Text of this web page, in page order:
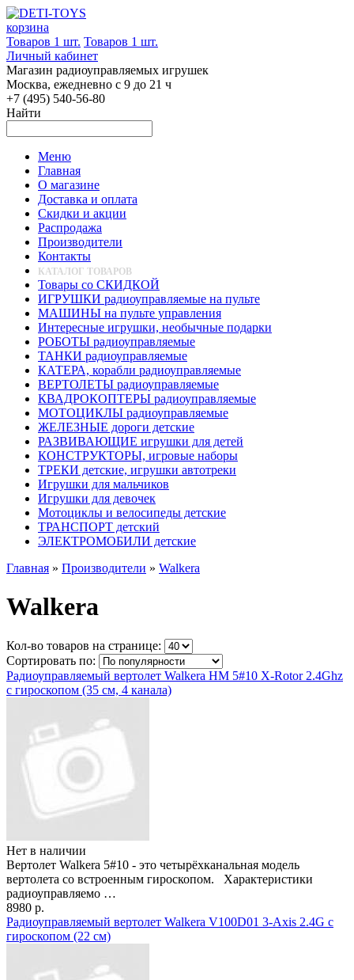
корзина
Товаров 1 шт. Товаров 1 шт.
Личный кабинет
Магазин радиоуправляемых игрушек
Москва, ежедневно с 9 до 21 ч
+7 (495) 540-56-80
Найти
Меню
Главная
О магазине
Доставка и оплата
Скидки и акции
Распродажа
Производители
Контакты
КАТАЛОГ ТОВАРОВ
Товары со СКИДКОЙ
ИГРУШКИ радиоуправляемые на пульте
МАШИНЫ на пульте управления
Интересные игрушки, необычные подарки
РОБОТЫ радиоуправляемые
ТАНКИ радиоуправляемые
КАТЕРА, корабли радиоуправляемые
ВЕРТОЛЕТЫ радиоуправляемые
КВАДРОКОПТЕРЫ радиоуправляемые
МОТОЦИКЛЫ радиоуправляемые
ЖЕЛЕЗНЫЕ дороги детские
РАЗВИВАЮЩИЕ игрушки для детей
КОНСТРУКТОРЫ, игровые наборы
ТРЕКИ детские, игрушки автотреки
Игрушки для мальчиков
Игрушки для девочек
Мотоциклы и велосипеды детские
ТРАНСПОРТ детский
ЭЛЕКТРОМОБИЛИ детские
Главная » Производители » Walkera
Walkera
Кол-во товаров на странице:
Сортировать по:
Радиоуправляемый вертолет Walkera HM 5#10 X-Rotor 2.4Ghz
с гироскопом (35 см, 4 канала)
Нет в наличии
Вертолет Walkera 5#10 - это четырёхканальная модель
вертолета со встроенным гироскопом. Характеристики
радиоуправляемо …
8980 р.
Радиоуправляемый вертолет Walkera V100D01 3-Axis 2.4G с
гироскопом (22 см)